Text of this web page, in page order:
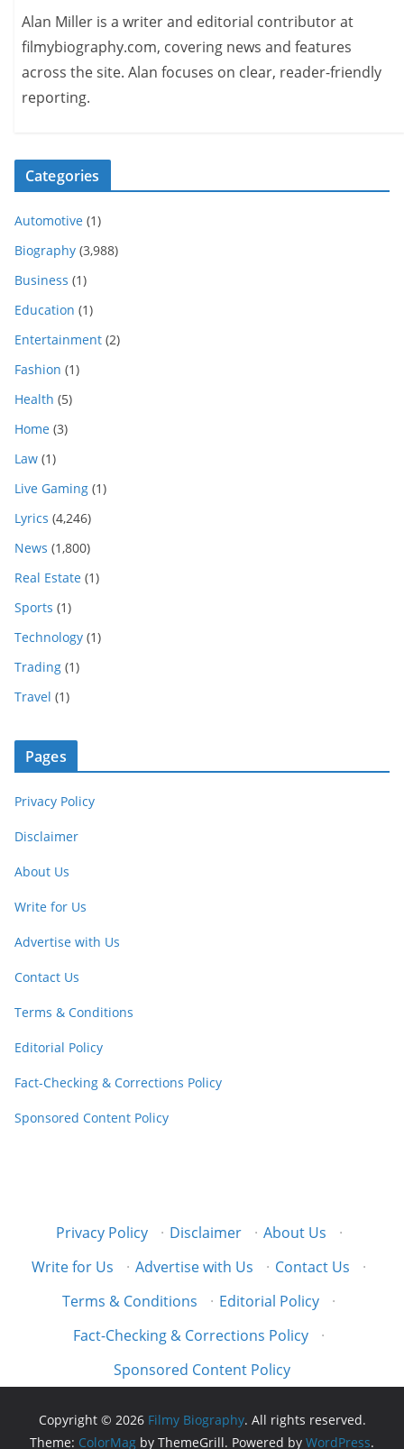
Alan Miller is a writer and editorial contributor at
filmybiography.com, covering news and features
across the site. Alan focuses on clear, reader-friendly
reporting.
Categories
Automotive (1)
Biography (3,988)
Business (1)
Education (1)
Entertainment (2)
Fashion (1)
Health (5)
Home (3)
Law (1)
Live Gaming (1)
Lyrics (4,246)
News (1,800)
Real Estate (1)
Sports (1)
Technology (1)
Trading (1)
Travel (1)
Pages
Privacy Policy
Disclaimer
About Us
Write for Us
Advertise with Us
Contact Us
Terms & Conditions
Editorial Policy
Fact-Checking & Corrections Policy
Sponsored Content Policy
Privacy Policy · Disclaimer · About Us
·
Write for Us
· Advertise with Us · Contact Us
·
Terms & Conditions
· Editorial Policy
·
Fact-Checking & Corrections Policy
·
Sponsored Content Policy
Copyright © 2026 Filmy Biography. All rights reserved.
Theme: ColorMag by ThemeGrill. Powered by WordPress.